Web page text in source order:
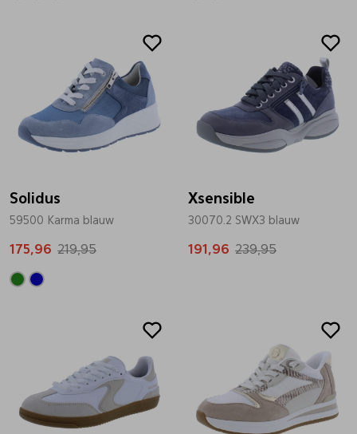
Solidus
59500 Karma blauw
175,96 219,95
Xsensible
30070.2 SWX3 blauw
191,96 239,95